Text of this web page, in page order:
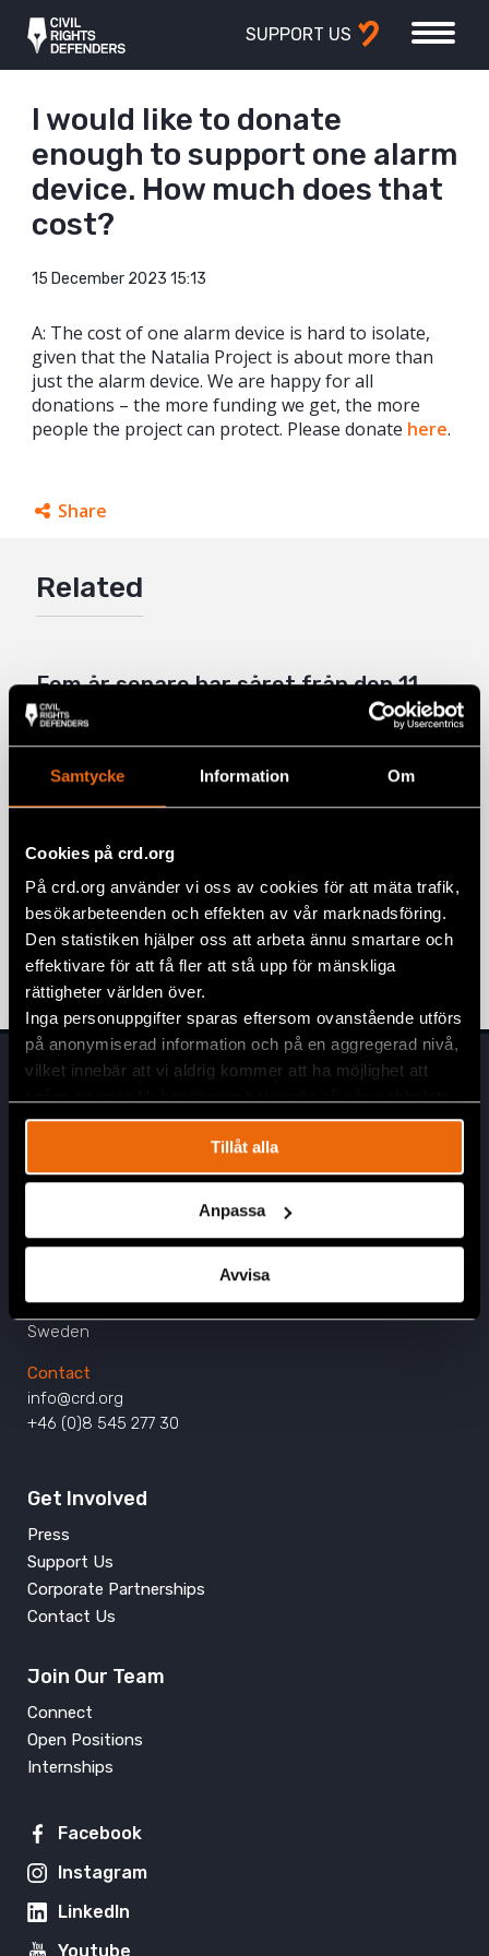
Samtycke Information Om
Cookies på crd.org
På crd.org använder vi oss av cookies för att mäta trafik,
besökarbeteenden och effekten av vår marknadsföring.
Den statistiken hjälper oss att arbeta ännu smartare och
effektivare för att få fler att stå upp för mänskliga
rättigheter världen över.
Inga personuppgifter sparas eftersom ovanstående utförs
på anonymiserad information och på en aggregerad nivå,
vilket innebär att vi aldrig kommer att ha möjlighet att
Tillåt alla
Anpassa
Avvisa
SUPPORT US
I would like to donate
enough to support one alarm
device. How much does that
cost?
15 December 2023 15:13
A: The cost of one alarm device is hard to isolate,
given that the Natalia Project is about more than
just the alarm device. We are happy for all
donations – the more funding we get, the more
people the project can protect. Please donate here.
Share
Twitter
Mail
Related
Fem år senare har såret från den 11
juli på Kuba ännu inte läkt
KUBA,LATINAMERIKA,NYHETER 6 August 2026
Five years later, the wound of 11 July in
CUBA,LATIN AMERICA
”Jag var fem år gammal när pappa
kom hem och sa att vi måste fly.”
NYHETER ,SVERIGE 10 July 2026
SE-116 64 Stockholm
Sweden
Contact
info@crd.org
+46 (0)8 545 277 30
Get Involved
Press
Support Us
Corporate Partnerships
Contact Us
Join Our Team
Connect
Open Positions
Internships
Facebook
Instagram
LinkedIn
Youtube